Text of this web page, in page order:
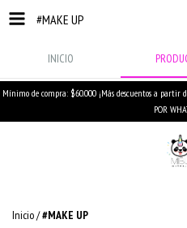
#MAKE UP
INICIO
Mínimo de compra: $60.000 ¡Más descuentos a partir
POR
Inicio/#MAKE UP